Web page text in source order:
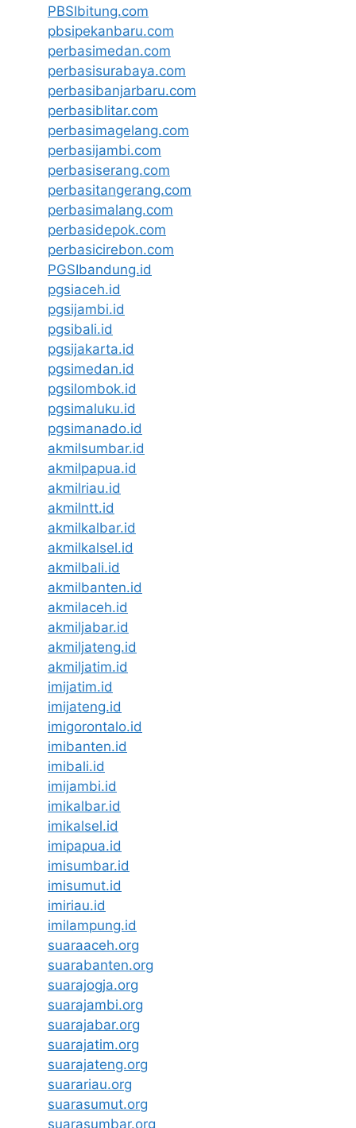
PBSIbitung.com
pbsipekanbaru.com
perbasimedan.com
perbasisurabaya.com
perbasibanjarbaru.com
perbasiblitar.com
perbasimagelang.com
perbasijambi.com
perbasiserang.com
perbasitangerang.com
perbasimalang.com
perbasidepok.com
perbasicirebon.com
PGSIbandung.id
pgsiaceh.id
pgsijambi.id
pgsibali.id
pgsijakarta.id
pgsimedan.id
pgsilombok.id
pgsimaluku.id
pgsimanado.id
akmilsumbar.id
akmilpapua.id
akmilriau.id
akmilntt.id
akmilkalbar.id
akmilkalsel.id
akmilbali.id
akmilbanten.id
akmilaceh.id
akmiljabar.id
akmiljateng.id
akmiljatim.id
imijatim.id
imijateng.id
imigorontalo.id
imibanten.id
imibali.id
imijambi.id
imikalbar.id
imikalsel.id
imipapua.id
imisumbar.id
imisumut.id
imiriau.id
imilampung.id
suaraaceh.org
suarabanten.org
suarajogja.org
suarajambi.org
suarajabar.org
suarajatim.org
suarajateng.org
suarariau.org
suarasumut.org
suarasumbar.org